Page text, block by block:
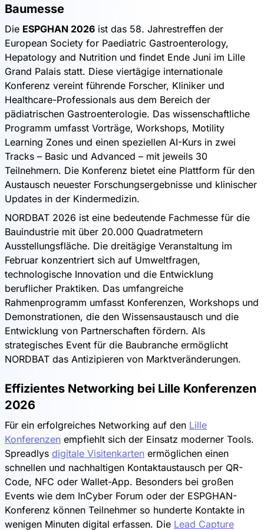
Baumesse
Die ESPGHAN 2026 ist das 58. Jahrestreffen der
European Society for Paediatric Gastroenterology,
Hepatology and Nutrition und findet Ende Juni im Lille
Grand Palais statt. Diese viertägige internationale
Konferenz vereint führende Forscher, Kliniker und
Healthcare-Professionals aus dem Bereich der
pädiatrischen Gastroenterologie. Das wissenschaftliche
Programm umfasst Vorträge, Workshops, Motility
Learning Zones und einen speziellen AI-Kurs in zwei
Tracks – Basic und Advanced – mit jeweils 30
Teilnehmern. Die Konferenz bietet eine Plattform für den
Austausch neuester Forschungsergebnisse und klinischer
Updates in der Kindermedizin.
NORDBAT 2026 ist eine bedeutende Fachmesse für die
Bauindustrie mit über 20.000 Quadratmetern
Ausstellungsfläche. Die dreitägige Veranstaltung im
Februar konzentriert sich auf Umweltfragen,
technologische Innovation und die Entwicklung
beruflicher Praktiken. Das umfangreiche
Rahmenprogramm umfasst Konferenzen, Workshops und
Demonstrationen, die den Wissensaustausch und die
Entwicklung von Partnerschaften fördern. Als
strategisches Event für die Baubranche ermöglicht
NORDBAT das Antizipieren von Marktveränderungen.
Effizientes Networking bei Lille Konferenzen
2026
Für ein erfolgreiches Networking auf den Lille
Konferenzen empfiehlt sich der Einsatz moderner Tools.
Spreadlys digitale Visitenkarten ermöglichen einen
schnellen und nachhaltigen Kontaktaustausch per QR-
Code, NFC oder Wallet-App. Besonders bei großen
Events wie dem InCyber Forum oder der ESPGHAN-
Konferenz können Teilnehmer so hunderte Kontakte in
wenigen Minuten digital erfassen. Die Lead Capture